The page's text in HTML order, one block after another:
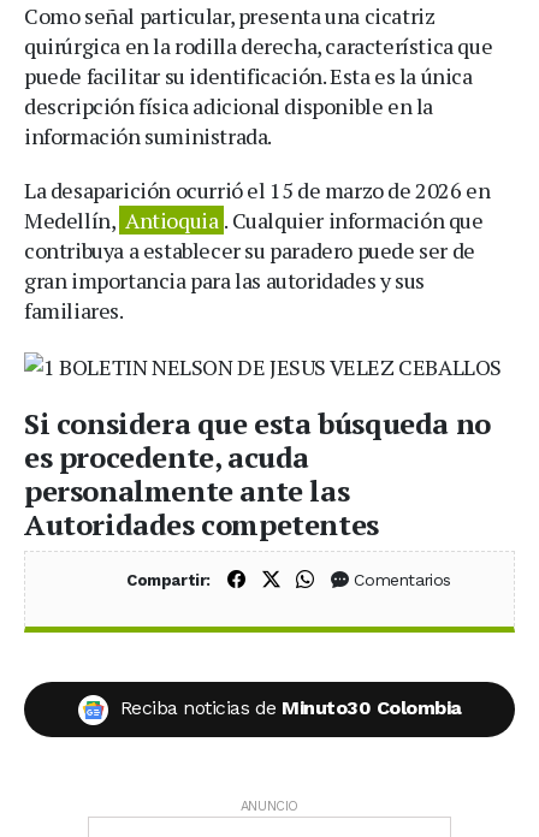
Como señal particular, presenta una cicatriz
quirúrgica en la rodilla derecha, característica que
puede facilitar su identificación. Esta es la única
descripción física adicional disponible en la
información suministrada.
La desaparición ocurrió el 15 de marzo de 2026 en
Medellín, Antioquia . Cualquier información que
contribuya a establecer su paradero puede ser de
gran importancia para las autoridades y sus
familiares.
Si considera que esta búsqueda no
es procedente, acuda
personalmente ante las
Autoridades competentes
Compartir: Compartir en Facebook
Compartir en X (Twitter)
Compartir en WhatsApp
Comentarios
Reciba noticias de Minuto30 Colombia
ANUNCIO